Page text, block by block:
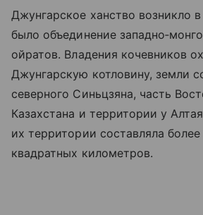
Джунгарское ханство возникло в
было объединение
ойратов. Владения кочевников
Джунгарскую котловину, земли
северного Синьцзяна, часть
Казахстана и территории у
их территории составляла
квадратных километров.